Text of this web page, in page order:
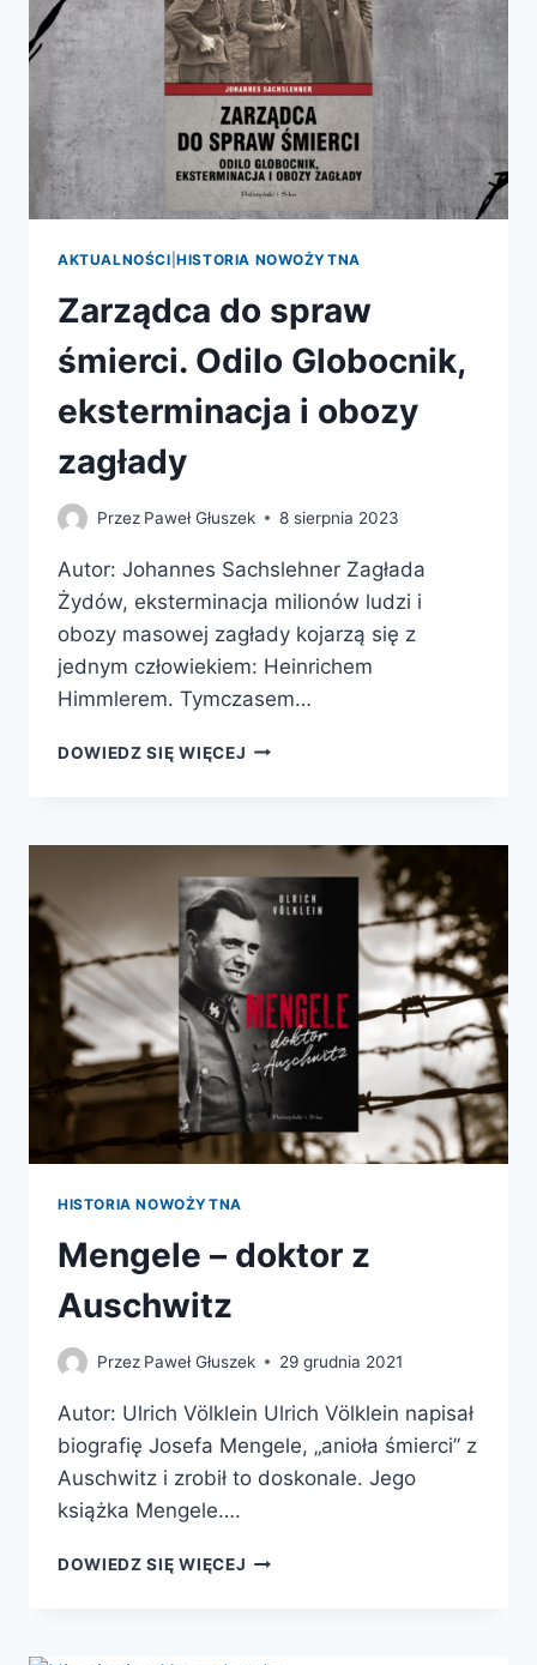
AKTUALNOŚCI |HISTORIA NOWOŻYTNA
Zarządca do spraw
śmierci. Odilo Globocnik,
eksterminacja i obozy
zagłady
Przez Paweł Głuszek 8 sierpnia 2023
Autor: Johannes Sachslehner Zagłada
Żydów, eksterminacja milionów ludzi i
obozy masowej zagłady kojarzą się z
jednym człowiekiem: Heinrichem
Himmlerem. Tymczasem…
DOWIEDZ SIĘ WIĘCEJ ZARZĄDCA
ODILO
GLOBOCNIK,
EKSTERMINACJA
I
OBOZY
ZAGŁADY
HISTORIA NOWOŻYTNA
Mengele – doktor z
Auschwitz
Przez Paweł Głuszek 29 grudnia 2021
Autor: Ulrich Völklein Ulrich Völklein napisał
biografię Josefa Mengele, „anioła śmierci” z
Auschwitz i zrobił to doskonale. Jego
książka Mengele….
DOWIEDZ SIĘ WIĘCEJ MENGELE